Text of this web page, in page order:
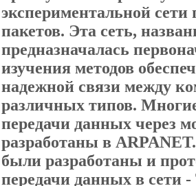
экспериментальной сети
пакетов. Эта сеть,
предназначалась
изучения методов
надежной связи между
различных типов.
передачи данных через
разработаны в
были разработаны и
передачи данных в сети